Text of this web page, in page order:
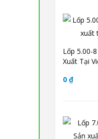
Lốp 5.00-
Xuất Tại
0 ₫